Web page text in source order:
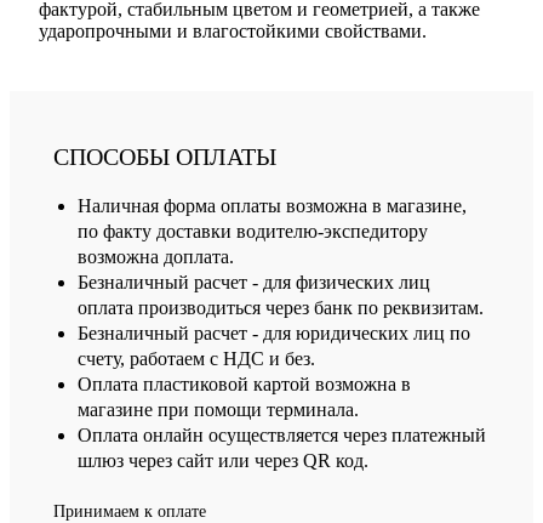
фактурой, стабильным цветом и геометрией, а также
ударопрочными и влагостойкими свойствами.
СПОСОБЫ ОПЛАТЫ
Наличная форма оплаты возможна в магазине,
по факту доставки водителю-экспедитору
возможна доплата.
Безналичный расчет - для физических лиц
оплата производиться через банк по реквизитам.
Безналичный расчет - для юридических лиц по
счету, работаем с НДС и без.
Оплата пластиковой картой возможна в
магазине при помощи терминала.
Оплата онлайн осуществляется через платежный
шлюз через сайт или через QR код.
Принимаем к оплате